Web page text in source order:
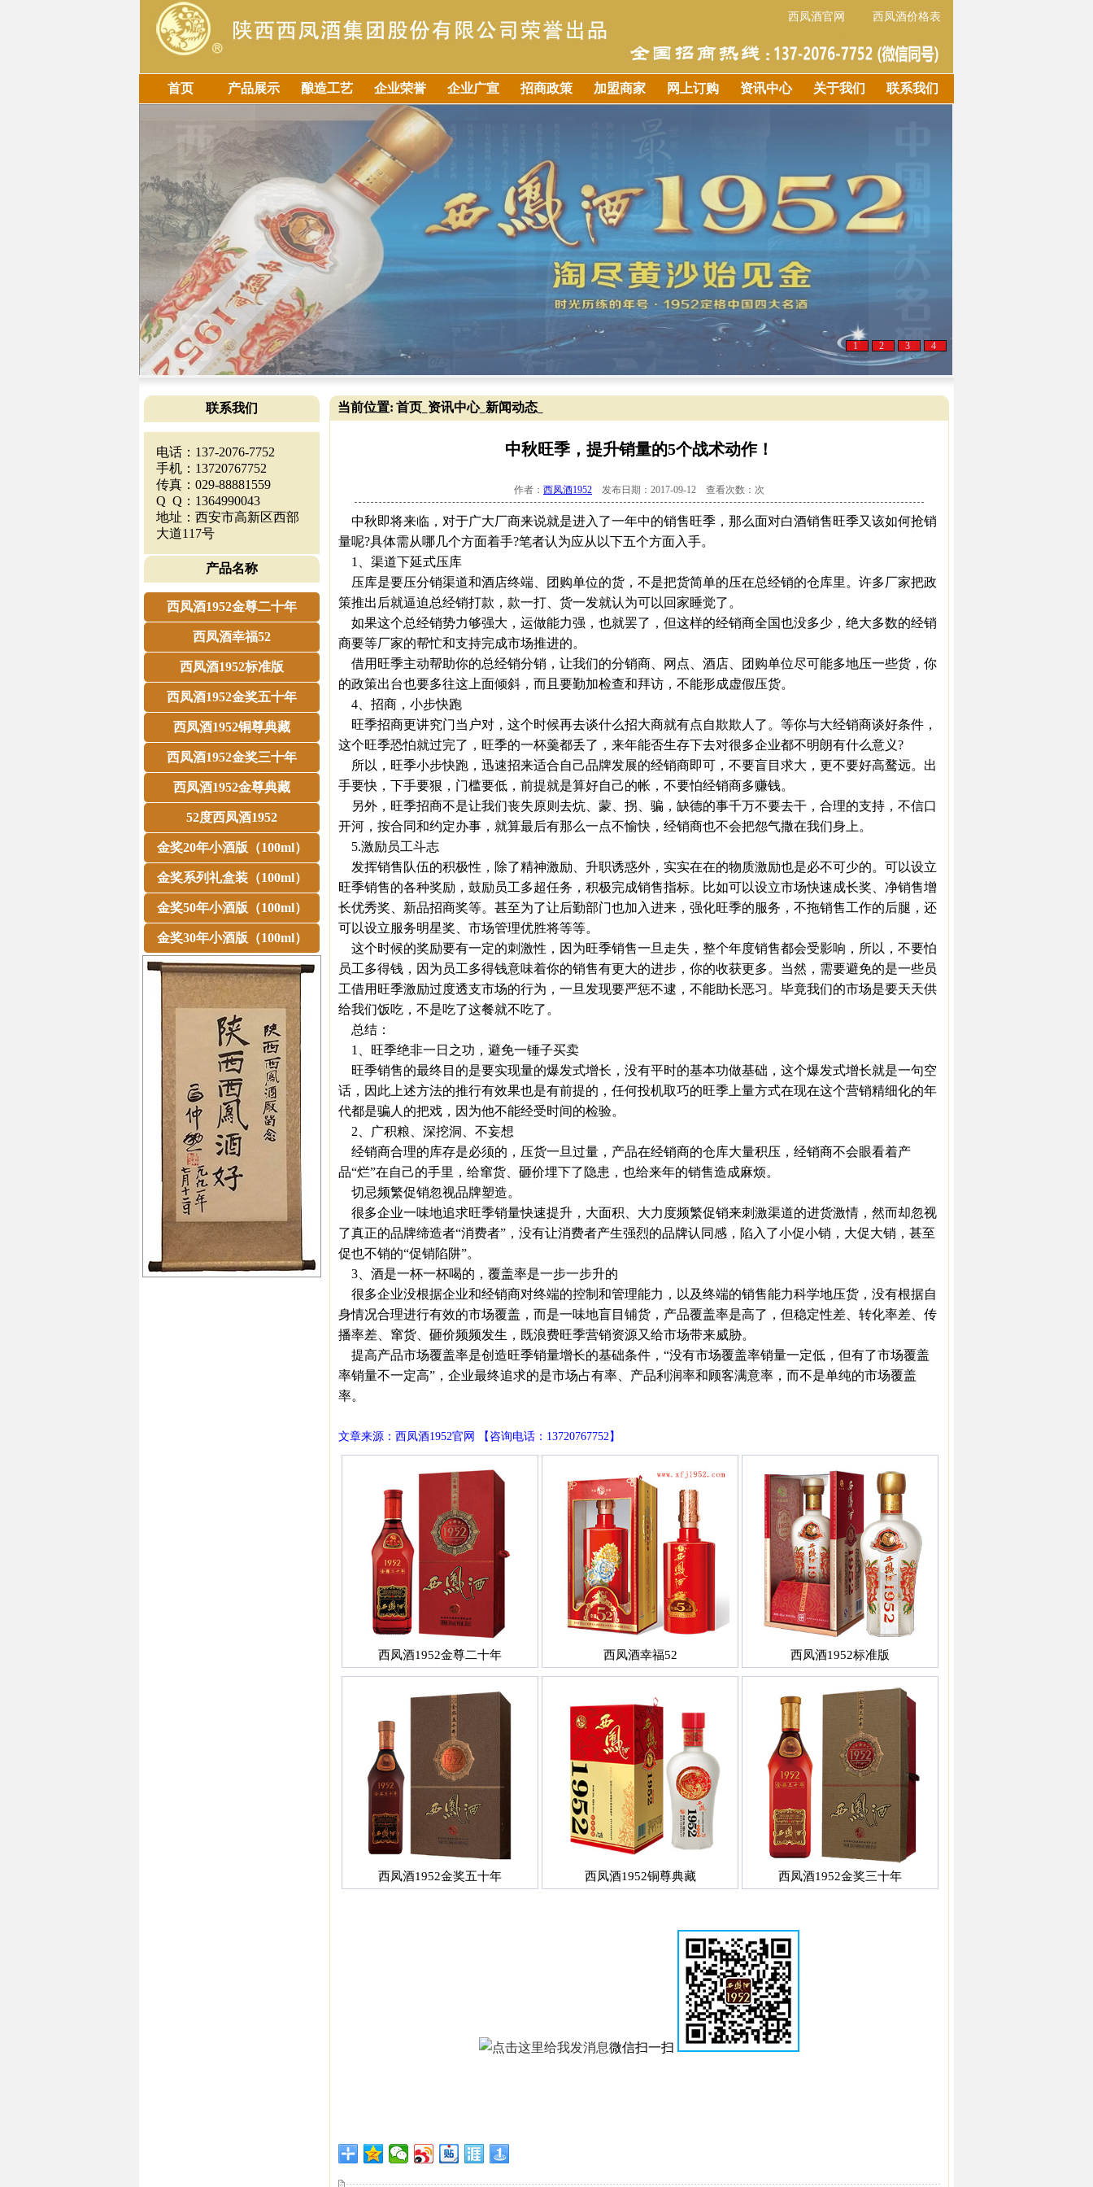
西凤酒官网 西凤酒价格表
首页 产品展示 酿造工艺 企业荣誉 企业广宣 招商政策 加盟商家 网上订购 资讯中心 关于我们 联系我们
1 2 3 4
联系我们
电话：137-2076-7752
手机：13720767752
传真：029-88881559
Q Q：1364990043
地址：西安市高新区西部
大道117号
产品名称
西凤酒1952金尊二十年
西凤酒幸福52
西凤酒1952标准版
西凤酒1952金奖五十年
西凤酒1952铜尊典藏
西凤酒1952金奖三十年
西凤酒1952金尊典藏
52度西凤酒1952
金奖20年小酒版（100ml）
金奖系列礼盒装（100ml）
金奖50年小酒版（100ml）
金奖30年小酒版（100ml）
当前位置: 首页 资讯中心_ 新闻动态
中秋旺季，提升销量的5个战术动作！
作者： 西凤酒1952 发布日期：2017-09-12 查看次数： 次
中秋即将来临，对于广大厂商来说就是进入了一年中的销售旺季，那么面对白酒销售旺季又该如何抢销
量呢?具体需从哪几个方面着手?笔者认为应从以下五个方面入手。
1、渠道下延式压库
压库是要压分销渠道和酒店终端、团购单位的货，不是把货简单的压在总经销的仓库里。许多厂家把政
策推出后就逼迫总经销打款，款一打、货一发就认为可以回家睡觉了。
如果这个总经销势力够强大，运做能力强，也就罢了，但这样的经销商全国也没多少，绝大多数的经销
商要等厂家的帮忙和支持完成市场推进的。
借用旺季主动帮助你的总经销分销，让我们的分销商、网点、酒店、团购单位尽可能多地压一些货，你
的政策出台也要多往这上面倾斜，而且要勤加检查和拜访，不能形成虚假压货。
4、招商，小步快跑
旺季招商更讲究门当户对，这个时候再去谈什么招大商就有点自欺欺人了。等你与大经销商谈好条件，
这个旺季恐怕就过完了，旺季的一杯羹都丢了，来年能否生存下去对很多企业都不明朗有什么意义?
所以，旺季小步快跑，迅速招来适合自己品牌发展的经销商即可，不要盲目求大，更不要好高鹜远。出
手要快，下手要狠，门槛要低，前提就是算好自己的帐，不要怕经销商多赚钱。
另外，旺季招商不是让我们丧失原则去炕、蒙、拐、骗，缺德的事千万不要去干，合理的支持，不信口
开河，按合同和约定办事，就算最后有那么一点不愉快，经销商也不会把怨气撒在我们身上。
5.激励员工斗志
发挥销售队伍的积极性，除了精神激励、升职诱惑外，实实在在的物质激励也是必不可少的。可以设立
旺季销售的各种奖励，鼓励员工多超任务，积极完成销售指标。比如可以设立市场快速成长奖、净销售增
长优秀奖、新品招商奖等。甚至为了让后勤部门也加入进来，强化旺季的服务，不拖销售工作的后腿，还
可以设立服务明星奖、市场管理优胜将等等。
这个时候的奖励要有一定的刺激性，因为旺季销售一旦走失，整个年度销售都会受影响，所以，不要怕
员工多得钱，因为员工多得钱意味着你的销售有更大的进步，你的收获更多。当然，需要避免的是一些员
工借用旺季激励过度透支市场的行为，一旦发现要严惩不逮，不能助长恶习。毕竟我们的市场是要天天供
给我们饭吃，不是吃了这餐就不吃了。
总结：
1、旺季绝非一日之功，避免一锤子买卖
旺季销售的最终目的是要实现量的爆发式增长，没有平时的基本功做基础，这个爆发式增长就是一句空
话，因此上述方法的推行有效果也是有前提的，任何投机取巧的旺季上量方式在现在这个营销精细化的年
代都是骗人的把戏，因为他不能经受时间的检验。
2、广积粮、深挖洞、不妄想
经销商合理的库存是必须的，压货一旦过量，产品在经销商的仓库大量积压，经销商不会眼看着产
品“烂”在自己的手里，给窜货、砸价埋下了隐患，也给来年的销售造成麻烦。
切忌频繁促销忽视品牌塑造。
很多企业一味地追求旺季销量快速提升，大面积、大力度频繁促销来刺激渠道的进货激情，然而却忽视
了真正的品牌缔造者“消费者”，没有让消费者产生强烈的品牌认同感，陷入了小促小销，大促大销，甚至
促也不销的“促销陷阱”。
3、酒是一杯一杯喝的，覆盖率是一步一步升的
很多企业没根据企业和经销商对终端的控制和管理能力，以及终端的销售能力科学地压货，没有根据自
身情况合理进行有效的市场覆盖，而是一味地盲目铺货，产品覆盖率是高了，但稳定性差、转化率差、传
播率差、窜货、砸价频频发生，既浪费旺季营销资源又给市场带来威胁。
提高产品市场覆盖率是创造旺季销量增长的基础条件，“没有市场覆盖率销量一定低，但有了市场覆盖
率销量不一定高”，企业最终追求的是市场占有率、产品利润率和顾客满意率，而不是单纯的市场覆盖
率。
文章来源：西凤酒1952官网 【咨询电话：13720767752】
西凤酒1952金尊二十年 西凤酒幸福52 西凤酒1952标准版
西凤酒1952金奖五十年 西凤酒1952铜尊典藏 西凤酒1952金奖三十年
微信扫一扫